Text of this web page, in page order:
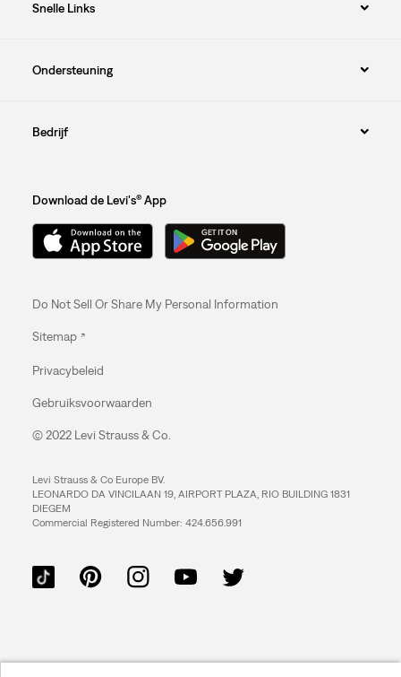
Snelle Links
Ondersteuning
Bedrijf
Download de Levi's® App
Do Not Sell Or Share My Personal Information
Sitemap
Privacybeleid
Gebruiksvoorwaarden
© 2022 Levi Strauss & Co.
Levi Strauss & Co Europe BV.
LEONARDO DA VINCILAAN 19, AIRPORT PLAZA, RIO BUILDING 1831
DIEGEM
Commercial Registered Number: 424.656.991